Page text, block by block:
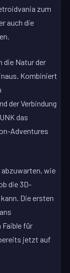
zum
auch die
die Natur der
Kombiniert
der Verbindung
das
Adventures
wie
die 3D-
Die ersten
für
jetzt auf